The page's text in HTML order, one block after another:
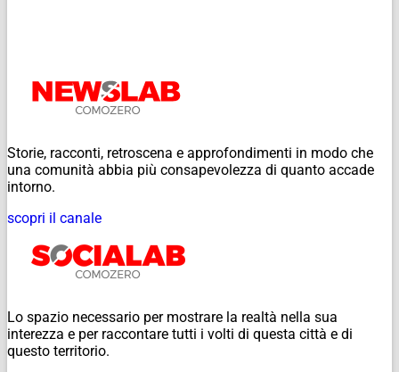
Storie, racconti, retroscena e approfondimenti in modo che
una comunità abbia più consapevolezza di quanto accade
intorno.
scopri il canale
Lo spazio necessario per mostrare la realtà nella sua
interezza e per raccontare tutti i volti di questa città e di
questo territorio.